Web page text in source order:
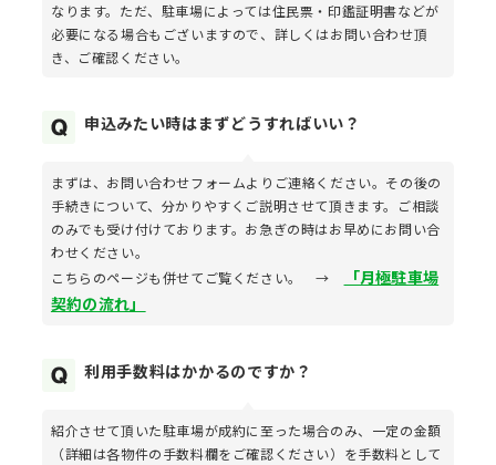
なります。ただ、駐車場によっては住民票・印鑑証明書などが
必要になる場合もございますので、詳しくはお問い合わせ頂
き、ご確認ください。
申込みたい時はまずどうすればいい？
まずは、お問い合わせフォームよりご連絡ください。その後の
手続きについて、分かりやすくご説明させて頂きます。ご相談
のみでも受け付けております。お急ぎの時はお早めにお問い合
わせください。
こちらのページも併せてご覧ください。 →
「月極駐車場
契約の流れ」
利用手数料はかかるのですか？
紹介させて頂いた駐車場が成約に至った場合のみ、一定の金額
（詳細は各物件の手数料欄をご確認ください）を手数料として